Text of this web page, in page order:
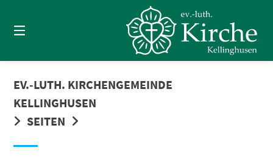
Inhalt
EV.-LUTH. KIRCHENGEMEINDE
KELLINGHUSEN
SEITEN